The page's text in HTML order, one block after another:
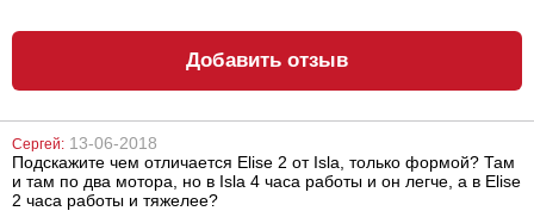
Вагинальные
шарики Lelo
Luna Beads
Вагинальные
шарики Lelo
Добавить отзыв
Сергей: 13-06-2018
Подскажите чем отличается Elise 2 от Isla, только формой? Там
и там по два мотора, но в Isla 4 часа работы и он легче, а в Elise
2 часа работы и тяжелее?